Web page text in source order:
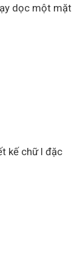
dọc một mặt
kế chữ I đặc